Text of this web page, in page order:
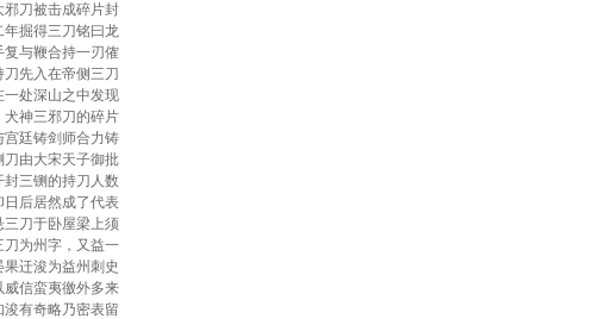
刀被击成碎片封
年掘得三刀铭曰龙
复与鞭合持一刃傕
先入在帝侧三刀
一处深山之中发现
犬神三邪刀的碎片
廷铸剑师合力铸
由大宋天子御批
三铡的持刀人数
后居然成了代表
三刀于卧屋梁上须
刀为州字，又益一
迁浚为益州刺史
信蛮夷徼外多来
有奇略乃密表留